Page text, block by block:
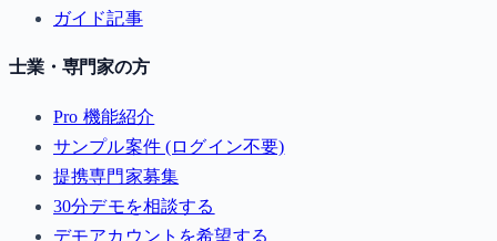
ガイド記事
士業・専門家の方
Pro 機能紹介
サンプル案件 (ログイン不要)
提携専門家募集
30分デモを相談する
デモアカウントを希望する